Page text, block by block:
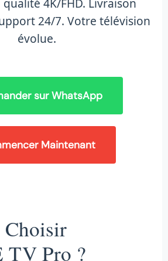
24/7. Votre télévision
évolue.
sur WhatsApp
Maintenant
TV Pro ?